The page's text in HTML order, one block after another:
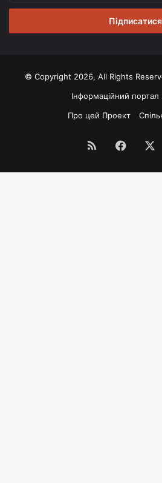
email
© Copyright 2026, All Rights
Інформаційний
Про цей Проект
RSS